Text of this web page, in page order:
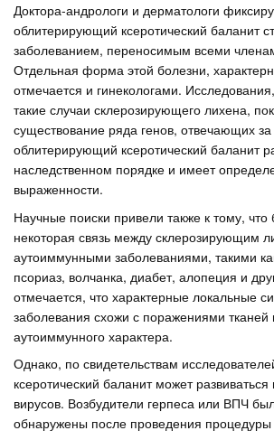
Доктора-андрологи и дерматологи
облитерирующий ксеротический баланит
заболеванием, переносимым всеми
Отдельная форма этой болезни,
отмечается и гинекологами.
такие случаи склерозирующего лихена,
существование ряда генов, отвечающих за
облитерирующий ксеротический баланит
наследственном порядке и имеет
выраженности.
Научные поиски привели также к тому,
некоторая связь между склерозирующим
аутоиммунными заболеваниями, такими
псориаз, волчанка, диабет, алопеция и
отмечается, что характерные локальные
заболевания схожи с поражениями тканей
аутоиммунного характера.
Однако, по свидетельствам
ксеротический баланит может
вирусов. Возбудители герпеса или ВПЧ
обнаружены после проведения процедуры